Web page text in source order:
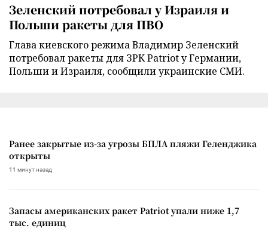
Зеленский потребовал у Израиля и
Польши ракеты для ПВО
Глава киевского режима Владимир Зеленский
потребовал ракеты для ЗРК Patriot у Германии,
Польши и Израиля, сообщили украинские СМИ.
Ранее закрытые из-за угрозы БПЛА пляжи Геленджика
открыты
11 минут назад
Запасы американских ракет Patriot упали ниже 1,7
тыс. единиц